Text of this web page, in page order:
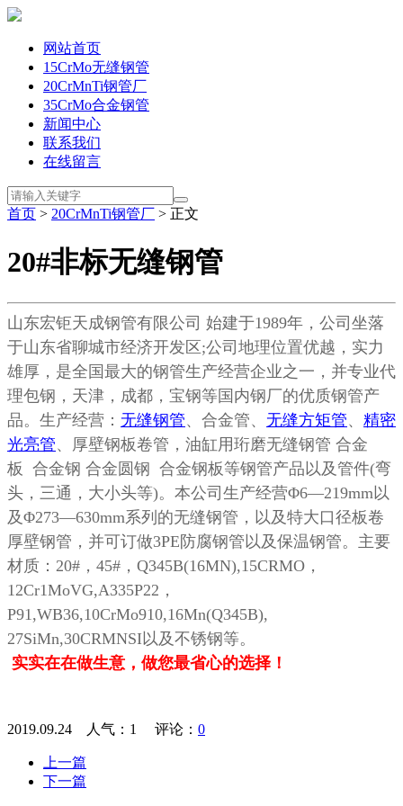
网站首页
15CrMo无缝钢管
20CrMnTi钢管厂
35CrMo合金钢管
新闻中心
联系我们
在线留言
首页 > 20CrMnTi钢管厂 > 正文
20#非标无缝钢管
山东宏钜天成钢管有限公司 始建于1989年，公司坐落
于山东省聊城市经济开发区;公司地理位置优越，实力
雄厚，是全国最大的钢管生产经营企业之一，并专业代
理包钢，天津，成都，宝钢等国内钢厂的优质钢管产
品。生产经营： 无缝钢管、合金管、 无缝方矩管、 精密
光亮管、厚壁钢板卷管，油缸用珩磨无缝钢管 合金
板 合金钢 合金圆钢 合金钢板等钢管产品以及管件(弯
头，三通，大小头等)。本公司生产经营Φ6—219mm 以
及Φ273—630mm系列的无缝钢管，以及特大口径板卷
厚壁钢管，并可订做3PE防腐钢管以及保温钢管。主要
材质： 20# ， 45# ， Q345B(16MN),15CRMO ，
12Cr1MoVG,A335P22 ，
P91,WB36,10CrMo910,16Mn(Q345B),
27SiMn,30CRMNSI以及不锈钢等。
实实在在做生意，做您最省心的选择！
2019.09.24 人气： 1 评论： 0
上一篇
下一篇